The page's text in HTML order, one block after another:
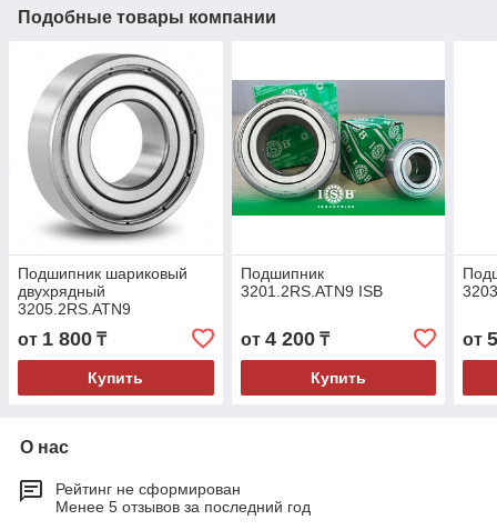
Подобные товары компании
Подшипник шариковый
двухрядный
3205.2RS.ATN9
25x52x20,6
от 1 800 ₸
Купить
Подшипник
3201.2RS.ATN9 ISB
от 4 200₸
Купить
от
О нас
Рейтинг не сформирован
Менее 5 отзывов за последний год